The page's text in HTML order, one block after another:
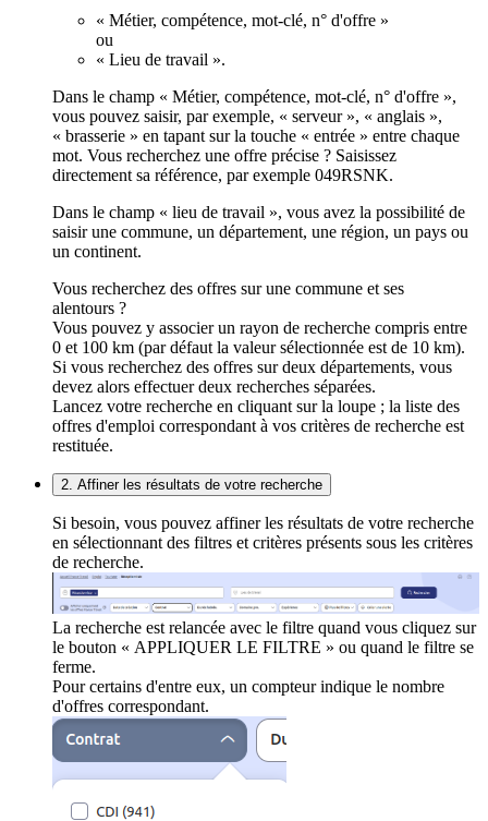
« Métier, compétence, mot-clé, n° d'offre »
ou
« Lieu de travail ».
Dans le champ « Métier, compétence, mot-clé, n° d'offre »,
vous pouvez saisir, par exemple, « serveur », « anglais »,
« brasserie » en tapant sur la touche « entrée » entre chaque
mot. Vous recherchez une offre précise ? Saisissez
directement sa référence, par exemple 049RSNK.
Dans le champ « lieu de travail », vous avez la possibilité de
saisir une commune, un département, une région, un pays ou
un continent.
Vous recherchez des offres sur une commune et ses
alentours ?
Vous pouvez y associer un rayon de recherche compris entre
0 et 100 km (par défaut la valeur sélectionnée est de 10 km).
Si vous recherchez des offres sur deux départements, vous
devez alors effectuer deux recherches séparées.
Lancez votre recherche en cliquant sur la loupe ; la liste des
offres d'emploi correspondant à vos critères de recherche est
restituée.
2. Affiner les résultats de votre recherche
Si besoin, vous pouvez affiner les résultats de votre recherche
en sélectionnant des filtres et critères présents sous les critères
de recherche.
La recherche est relancée avec le filtre quand vous cliquez sur
le bouton « APPLIQUER LE FILTRE » ou quand le filtre se
ferme.
Pour certains d'entre eux, un compteur indique le nombre
d'offres correspondant.